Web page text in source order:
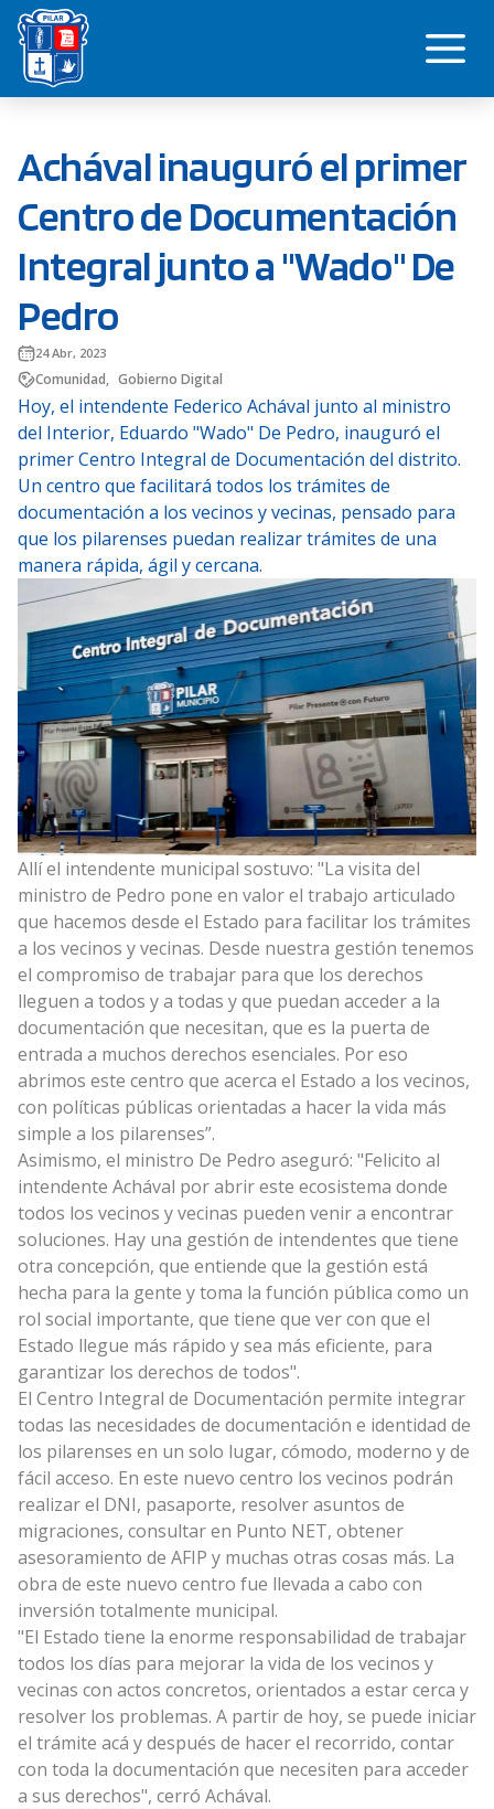
Saltar
contenido
Achával inauguró el primer
Centro de Documentación
Integral junto a "Wado" De
Pedro
24 Abr, 2023
Comunidad, Gobierno Digital
Hoy, el intendente Federico Achával junto al ministro
del Interior, Eduardo "Wado" De Pedro, inauguró el
primer Centro Integral de Documentación del distrito.
Un centro que facilitará todos los trámites de
documentación a los vecinos y vecinas, pensado para
que los pilarenses puedan realizar trámites de una
manera rápida, ágil y cercana.
Allí el intendente municipal sostuvo: "La visita del
ministro de Pedro pone en valor el trabajo articulado
que hacemos desde el Estado para facilitar los trámites
a los vecinos y vecinas. Desde nuestra gestión tenemos
el compromiso de trabajar para que los derechos
lleguen a todos y a todas y que puedan acceder a la
documentación que necesitan, que es la puerta de
entrada a muchos derechos esenciales. Por eso
abrimos este centro que acerca el Estado a los vecinos,
con políticas públicas orientadas a hacer la vida más
simple a los pilarenses”.
Asimismo, el ministro De Pedro aseguró: "Felicito al
intendente Achával por abrir este ecosistema donde
todos los vecinos y vecinas pueden venir a encontrar
soluciones. Hay una gestión de intendentes que tiene
otra concepción, que entiende que la gestión está
hecha para la gente y toma la función pública como un
rol social importante, que tiene que ver con que el
Estado llegue más rápido y sea más eficiente, para
garantizar los derechos de todos".
El Centro Integral de Documentación permite integrar
todas las necesidades de documentación e identidad de
los pilarenses en un solo lugar, cómodo, moderno y de
fácil acceso. En este nuevo centro los vecinos podrán
realizar el DNI, pasaporte, resolver asuntos de
migraciones, consultar en Punto NET, obtener
asesoramiento de AFIP y muchas otras cosas más. La
obra de este nuevo centro fue llevada a cabo con
inversión totalmente municipal.
"El Estado tiene la enorme responsabilidad de trabajar
todos los días para mejorar la vida de los vecinos y
vecinas con actos concretos, orientados a estar cerca y
resolver los problemas. A partir de hoy, se puede iniciar
el trámite acá y después de hacer el recorrido, contar
con toda la documentación que necesiten para acceder
a sus derechos", cerró Achával.